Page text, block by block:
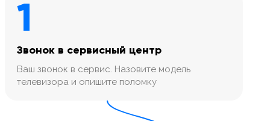
1
Звонок в сервисный центр
Ваш звонок в сервис. Назовите модель
телевизора и опишите поломку